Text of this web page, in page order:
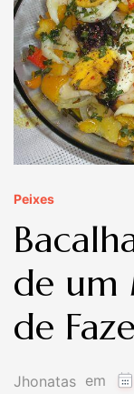
Peixes
de um
de
Jhonatas em